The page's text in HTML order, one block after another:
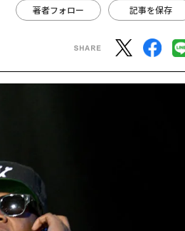
著者フォロー 記事を保存